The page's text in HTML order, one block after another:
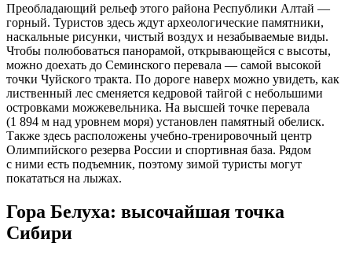
Преобладающий рельеф этого района Республики Алтай —
горный. Туристов здесь ждут археологические памятники,
наскальные рисунки, чистый воздух и незабываемые виды.
Чтобы полюбоваться панорамой, открывающейся с высоты,
можно доехать до Семинского перевала — самой высокой
точки Чуйского тракта. По дороге наверх можно увидеть, как
лиственный лес сменяется кедровой тайгой с небольшими
островками можжевельника. На высшей точке перевала
(1 894 м над уровнем моря) установлен памятный обелиск.
Также здесь расположены учебно-тренировочный центр
Олимпийского резерва России и спортивная база. Рядом
с ними есть подъемник, поэтому зимой туристы могут
покататься на лыжах.
Гора Белуха: высочайшая точка
Сибири